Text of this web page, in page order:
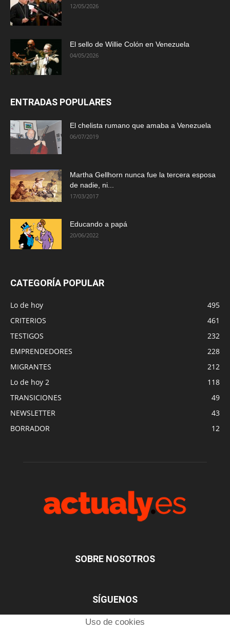
12/05/2026
El sello de Willie Colón en Venezuela
04/05/2026
ENTRADAS POPULARES
El chelista rumano que amaba a Venezuela
06/07/2019
Martha Gellhorn nunca fue la tercera esposa
de nadie, ni...
17/03/2017
Educando a papá
20/06/2022
CATEGORÍA POPULAR
Lo de hoy
495
CRITERIOS
461
TESTIGOS
232
EMPRENDEDORES
228
MIGRANTES
212
Lo de hoy 2
118
TRANSICIONES
49
NEWSLETTER
43
BORRADOR
12
SOBRE NOSOTROS
SÍGUENOS
Uso de cookies